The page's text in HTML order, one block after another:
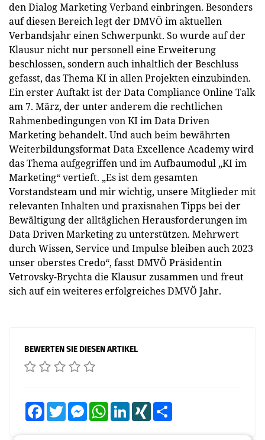
den Dialog Marketing Verband einbringen. Besonders
auf diesen Bereich legt der DMVÖ im aktuellen
Verbandsjahr einen Schwerpunkt. So wurde auf der
Klausur nicht nur personell eine Erweiterung
beschlossen, sondern auch inhaltlich der Beschluss
gefasst, das Thema KI in allen Projekten einzubinden.
Ein erster Auftakt ist der Data Compliance Online Talk
am 7. März, der unter anderem die rechtlichen
Rahmenbedingungen von KI im Data Driven
Marketing behandelt. Und auch beim bewährten
Weiterbildungsformat Data Excellence Academy wird
das Thema aufgegriffen und im Aufbaumodul „KI im
Marketing“ vertieft. „Es ist dem gesamten
Vorstandsteam und mir wichtig, unsere Mitglieder mit
relevanten Inhalten und praxisnahen Tipps bei der
Bewältigung der alltäglichen Herausforderungen im
Data Driven Marketing zu unterstützen. Mehrwert
durch Wissen, Service und Impulse bleiben auch 2023
unser oberstes Credo“, fasst DMVÖ Präsidentin
Vetrovsky-Brychta die Klausur zusammen und freut
sich auf ein weiteres erfolgreiches DMVÖ Jahr.
BEWERTEN SIE DIESEN ARTIKEL
FacebookTwitter MessengerWhatsAppLinkedInXING